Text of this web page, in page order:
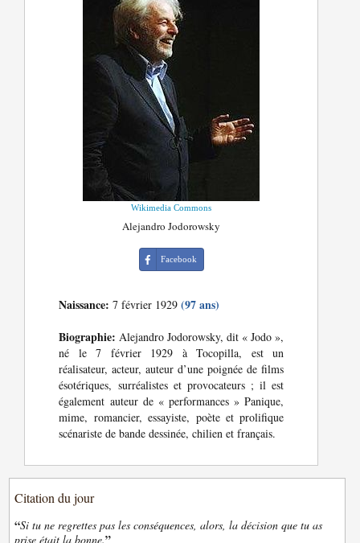
Wikimedia Commons
Alejandro Jodorowsky
Facebook
Naissance: 7 février 1929(97 ans)
Biographie: Alejandro Jodorowsky, dit « Jodo »,
né le 7 février 1929 à Tocopilla, est un
réalisateur, acteur, auteur d’une poignée de films
ésotériques, surréalistes et provocateurs ; il est
également auteur de « performances » Panique,
mime, romancier, essayiste, poète et prolifique
scénariste de bande dessinée, chilien et français.
Citation du jour
“Si tu ne regrettes pas les conséquences, alors, la décision que tu as
prise était la bonne.”